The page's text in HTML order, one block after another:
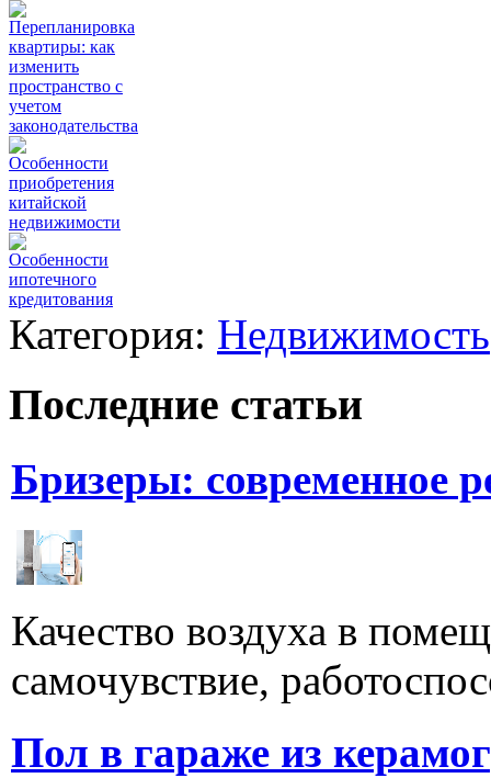
Перепланировка
квартиры: как
изменить
пространство с
учетом
законодательства
Особенности
приобретения
китайской
недвижимости
Особенности
ипотечного
кредитования
Категория: Недвижимость
Последние статьи
Бризеры: современное
Качество воздуха в
самочувствие,
Пол в гараже из